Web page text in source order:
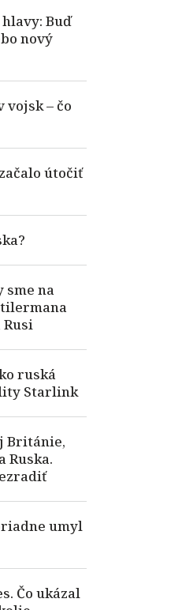
Buď
nový
– čo
útočiť
sme na
ruská
Starlink
Británie,
Ruska.
umyl
Čo ukázal